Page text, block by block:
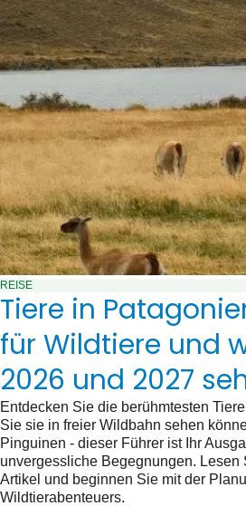
REISE
Tiere in
für Wildtiere und
2026 und 2027
Entdecken Sie die berühmtesten
Sie sie in freier Wildbahn sehen
Pinguinen - dieser Führer ist Ihr
unvergessliche Begegnungen. Lesen
Artikel und beginnen Sie mit der
Wildtierabenteuers.